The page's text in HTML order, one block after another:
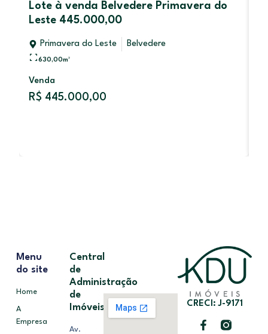
Lote à venda Belvedere Primavera do
Leste 445.000,00
Primavera do Leste Belvedere
630,00m²
Venda
R$ 445.000,00
CRECI: J-9171
Menu
do site
Home
A
Empresa
Central
de
Administração
de
Imóveis
Av.